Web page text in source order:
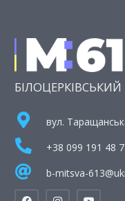
вул.
+38 099 191 48
b-mitsva-